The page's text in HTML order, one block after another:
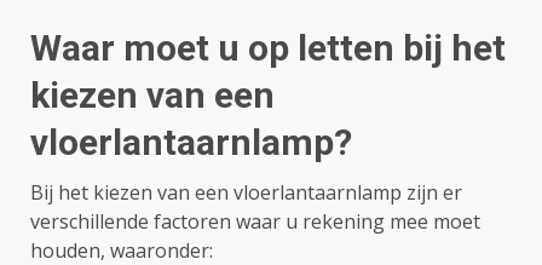
Waar moet u op letten bij het
kiezen van een
vloerlantaarnlamp?
Bij het kiezen van een vloerlantaarnlamp zijn er
verschillende factoren waar u rekening mee moet
houden, waaronder: